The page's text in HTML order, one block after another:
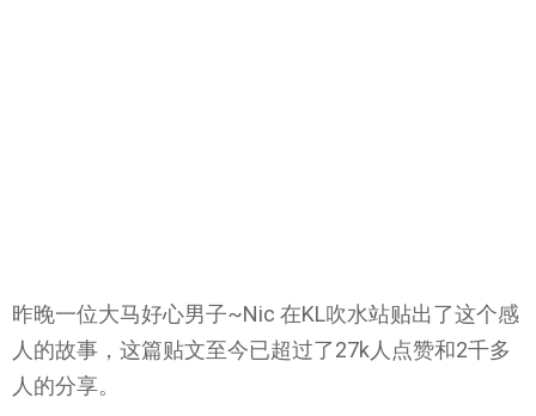
昨晚一位大马好心男子~Nic 在KL吹水站贴出了这个感
人的故事，这篇贴文至今已超过了27k人点赞和2千多
人的分享。